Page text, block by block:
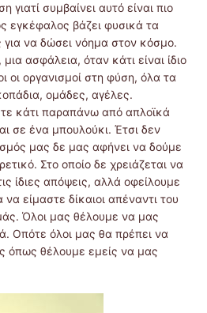
συμβαίνει αυτό είναι πιο
εγκέφαλος βάζει φυσικά τα
να δώσει νόημα στον κόσμο.
ασφάλεια, όταν κάτι είναι ίδιο
οι οργανισμοί στη φύση, όλα τα
ομάδες, αγέλες.
κάτι παραπάνω από απλοϊκά
σε ένα μπουλούκι. Έτσι δεν
μας δε μας αφήνει να δούμε
Στο οποίο δε χρειάζεται να
ίδιες απόψεις, αλλά οφείλουμε
είμαστε δίκαιοι απέναντι του
Όλοι μας θέλουμε να μας
Οπότε όλοι μας θα πρέπει να
όπως θέλουμε εμείς να μας